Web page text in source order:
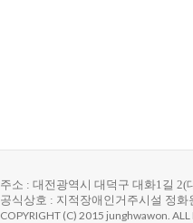
주소 : 대전광역시 대덕구 대화1길 2(
공식상호 : 지적장애인거주시설 정화
COPYRIGHT (C) 2015 junghwawon. ALL